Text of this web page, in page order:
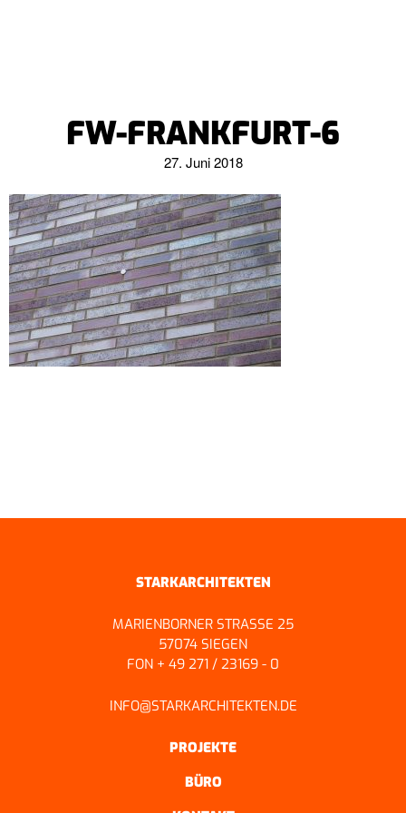
FW-FRANKFURT-6
27. Juni 2018
STARKARCHITEKTEN
MARIENBORNER STRASSE 25
57074 SIEGEN
FON + 49 271 / 23169 - 0
INFO@STARKARCHITEKTEN.DE
PROJEKTE
BÜRO